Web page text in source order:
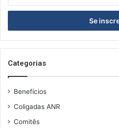
s
r
a
s
e
n
e
Categorias
Benefícios
Coligadas ANR
Comitês